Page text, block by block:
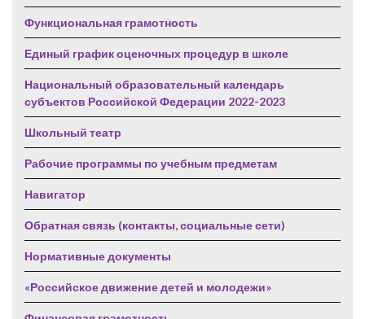
Функциональная грамотность
Единый график оценочных процедур в школе
Национальный образовательный календарь
субъектов Российской Федерации 2022-2023
Школьный театр
Рабочие программы по учебным предметам
Навигатор
Обратная связь (контакты, социальные сети)
Нормативные документы
«Российское движение детей и молодежи»